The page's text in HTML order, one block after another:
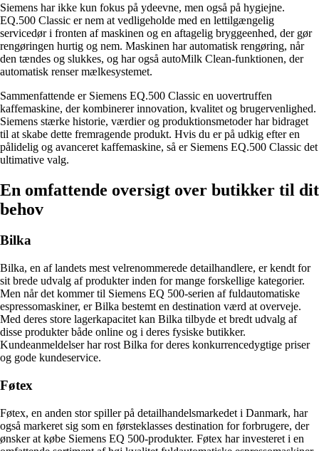
Siemens har ikke kun fokus på ydeevne, men også på hygiejne.
EQ.500 Classic er nem at vedligeholde med en lettilgængelig
servicedør i fronten af maskinen og en aftagelig bryggeenhed, der gør
rengøringen hurtig og nem. Maskinen har automatisk rengøring, når
den tændes og slukkes, og har også autoMilk Clean-funktionen, der
automatisk renser mælkesystemet.
Sammenfattende er Siemens EQ.500 Classic en uovertruffen
kaffemaskine, der kombinerer innovation, kvalitet og brugervenlighed.
Siemens stærke historie, værdier og produktionsmetoder har bidraget
til at skabe dette fremragende produkt. Hvis du er på udkig efter en
pålidelig og avanceret kaffemaskine, så er Siemens EQ.500 Classic det
ultimative valg.
En omfattende oversigt over butikker til dit
behov
Bilka
Bilka, en af landets mest velrenommerede detailhandlere, er kendt for
sit brede udvalg af produkter inden for mange forskellige kategorier.
Men når det kommer til Siemens EQ 500-serien af fuldautomatiske
espressomaskiner, er Bilka bestemt en destination værd at overveje.
Med deres store lagerkapacitet kan Bilka tilbyde et bredt udvalg af
disse produkter både online og i deres fysiske butikker.
Kundeanmeldelser har rost Bilka for deres konkurrencedygtige priser
og gode kundeservice.
Føtex
Føtex, en anden stor spiller på detailhandelsmarkedet i Danmark, har
også markeret sig som en førsteklasses destination for forbrugere, der
ønsker at købe Siemens EQ 500-produkter. Føtex har investeret i en